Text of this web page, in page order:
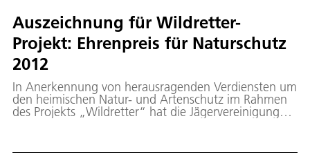
Auszeichnung für Wildretter-
Projekt: Ehrenpreis für Naturschutz
2012
In Anerkennung von herausragenden Verdiensten um
den heimischen Natur- und Artenschutz im Rahmen
des Projekts „Wildretter“ hat die Jägervereinigung
für Methodik der Fernerkundung (IMF), das die